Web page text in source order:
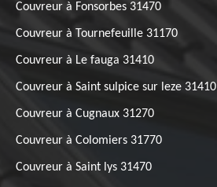
Couvreur à Fonsorbes 31470
Couvreur à Tournefeuille 31170
Couvreur à Le fauga 31410
Couvreur à Saint sulpice sur leze 31410
Couvreur à Cugnaux 31270
Couvreur à Colomiers 31770
Couvreur à Saint lys 31470